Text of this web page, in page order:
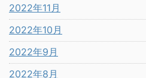
2022年11月
2022年10月
2022年9月
2022年8月